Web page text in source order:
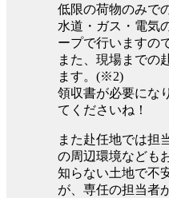
低限の荷物のみで
水道・ガス・電気
ープで行いますの
また、現場までの
ます。(※2)
領収書が必要にな
てくださいね！
また赴任地では担
の周辺環境なども
知らない土地で不
が、専任の担当者